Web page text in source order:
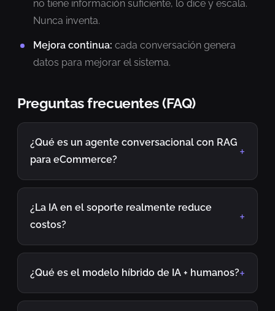
no tiene información suficiente, lo dice y escala.
Nunca inventa.
Mejora continua: cada conversación genera
datos para mejorar el sistema.
Preguntas frecuentes (FAQ)
¿Qué es un agente conversacional con RAG
para eCommerce?
¿La IA en el soporte realmente reduce
costos?
¿Qué es el modelo híbrido de IA + humanos?